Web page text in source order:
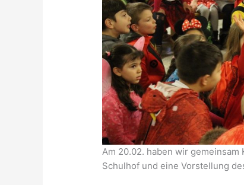
Am 20.02. haben wir
Schulhof und eine Vorstellung